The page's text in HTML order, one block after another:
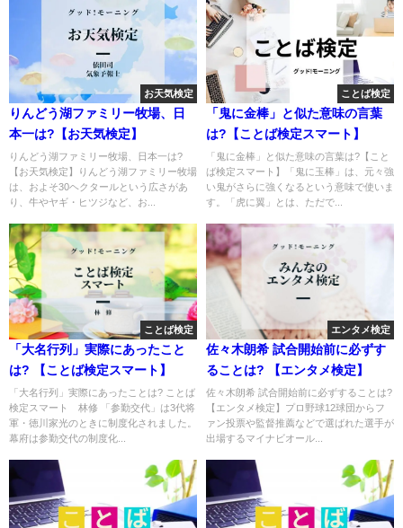
お天気検定
りんどう湖ファミリー牧場、日
本一は?【お天気検定】
りんどう湖ファミリー牧場、日本一は?
【お天気検定】りんどう湖ファミリー牧場
は、およそ30ヘクタールという広さがあ
り、牛やヤギ・ヒツジなど、お...
ことば検定
「鬼に金棒」と似た意味の言葉
は?【ことば検定スマート】
「鬼に金棒」と似た意味の言葉は?【こと
ば検定スマート】「鬼に玉棒」は、元々強
い鬼がさらに強くなるという意味で使いま
す。「虎に翼」とは、ただで...
ことば検定
「大名行列」実際にあったこと
は? 【ことば検定スマート】
「大名行列」実際にあったことは? ことば
検定スマート 林修 「参勤交代」は3代将
軍・徳川家光のときに制度化されました。
幕府は参勤交代の制度化...
エンタメ検定
佐々木朗希 試合開始前に必ずす
ることは? 【エンタメ検定】
佐々木朗希 試合開始前に必ずすることは?
【エンタメ検定】プロ野球12球団からフ
ァン投票や監督推薦などで選ばれた選手が
出場するマイナビオール...